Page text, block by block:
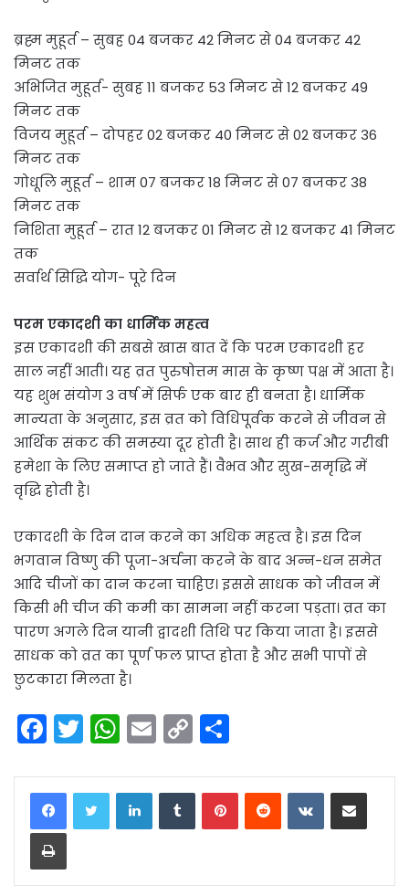
ब्रह्म मुहूर्त – सुबह 04 बजकर 42 मिनट से 04 बजकर 42
मिनट तक
अभिजित मुहूर्त- सुबह 11 बजकर 53 मिनट से 12 बजकर 49
मिनट तक
विजय मुहूर्त – दोपहर 02 बजकर 40 मिनट से 02 बजकर 36
मिनट तक
गोधूलि मुहूर्त – शाम 07 बजकर 18 मिनट से 07 बजकर 38
मिनट तक
निशिता मुहूर्त – रात 12 बजकर 01 मिनट से 12 बजकर 41 मिनट
तक
सर्वार्थ सिद्धि योग- पूरे दिन
परम एकादशी का धार्मिक महत्व
इस एकादशी की सबसे खास बात दें कि परम एकादशी हर
साल नहीं आती। यह व्रत पुरुषोत्तम मास के कृष्ण पक्ष में आता है।
यह शुभ संयोग 3 वर्ष में सिर्फ एक बार ही बनता है। धार्मिक
मान्यता के अनुसार, इस व्रत को विधिपूर्वक करने से जीवन से
आर्थिक संकट की समस्या दूर होती है। साथ ही कर्ज और गरीबी
हमेशा के लिए समाप्त हो जाते हैं। वैभव और सुख-समृद्धि में
वृद्धि होती है।
एकादशी के दिन दान करने का अधिक महत्व है। इस दिन
भगवान विष्णु की पूजा-अर्चना करने के बाद अन्न-धन समेत
आदि चीजों का दान करना चाहिए। इससे साधक को जीवन में
किसी भी चीज की कमी का सामना नहीं करना पड़ता। व्रत का
पारण अगले दिन यानी द्वादशी तिथि पर किया जाता है। इससे
साधक को व्रत का पूर्ण फल प्राप्त होता है और सभी पापों से
छुटकारा मिलता है।
F
a
c
e
b
o
T
w
itt
er
W
h
a
ts
p
E
m
ai
C
o
p
n
ar
LinkedInTumblrPinterestReddit VKontakteShare via Email
Print